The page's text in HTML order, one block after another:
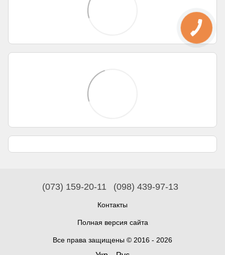
(073) 159-20-11 (098) 439-97-13
Контакты
Полная версия сайта
Все права защищены © 2016 - 2026